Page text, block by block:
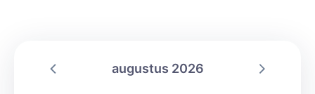
week of verrassend weekend zo bereiken.
augustus 2026